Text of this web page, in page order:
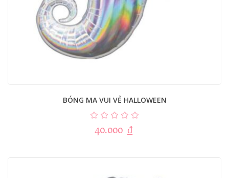
BÓNG MA VUI VẺ HALLOWEEN
40.000 ₫